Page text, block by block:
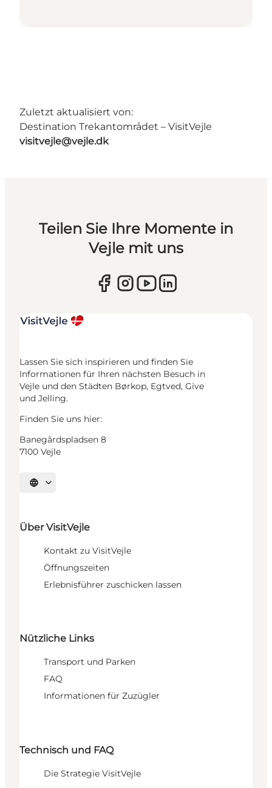
Zuletzt aktualisiert von:
Destination Trekantområdet – VisitVejle
visitvejle@vejle.dk
Teilen Sie Ihre Momente in
Vejle mit uns
Lassen Sie sich inspirieren und finden Sie
Informationen für Ihren nächsten Besuch in
Vejle und den Städten Børkop, Egtved, Give
und Jelling.
Finden Sie uns hier:
Banegårdspladsen 8
7100 Vejle
Sprache auswählen
Über VisitVejle
Kontakt zu VisitVejle
Öffnungszeiten
Erlebnisführer zuschicken lassen
Nützliche Links
Transport und Parken
FAQ
Informationen für Zuzügler
Technisch und FAQ
Die Strategie VisitVejle